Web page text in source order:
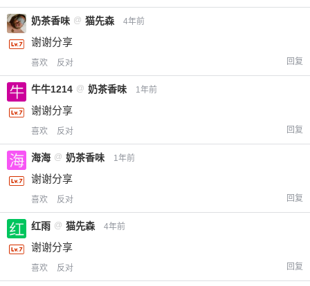
奶茶香味 @ 猫先森 4年前
谢谢分享
喜欢 反对 回复
牛牛1214 @ 奶茶香味 1年前
谢谢分享
喜欢 反对 回复
海海 @ 奶茶香味 1年前
谢谢分享
喜欢 反对 回复
红雨 @ 猫先森 4年前
谢谢分享
喜欢 反对 回复